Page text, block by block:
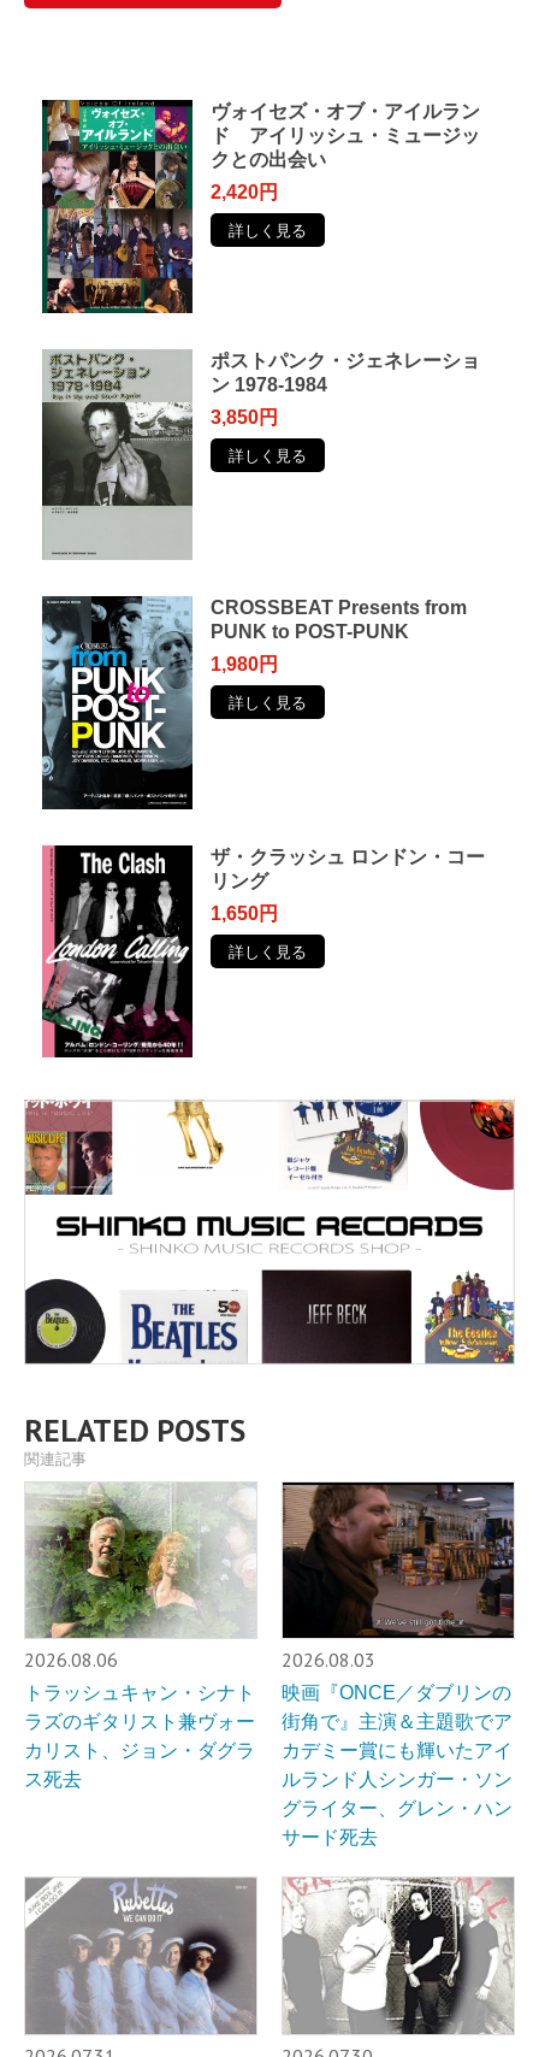
ヴォイセズ・オブ・アイルラン
ド アイリッシュ・ミュージッ
クとの出会い
2,420円
詳しく見る
ポストパンク・ジェネレーショ
ン 1978-1984
3,850円
詳しく見る
CROSSBEAT Presents from
PUNK to POST-PUNK
1,980円
詳しく見る
ザ・クラッシュ ロンドン・コー
リング
1,650円
詳しく見る
RELATED POSTS
関連記事
2026.08.06
トラッシュキャン・シナト
ラズのギタリスト兼ヴォー
カリスト、ジョン・ダグラ
ス死去
2026.08.03
映画『ONCE／ダブリンの
街角で』主演＆主題歌でア
カデミー賞にも輝いたアイ
ルランド人シンガー・ソン
グライター、グレン・ハン
サード死去